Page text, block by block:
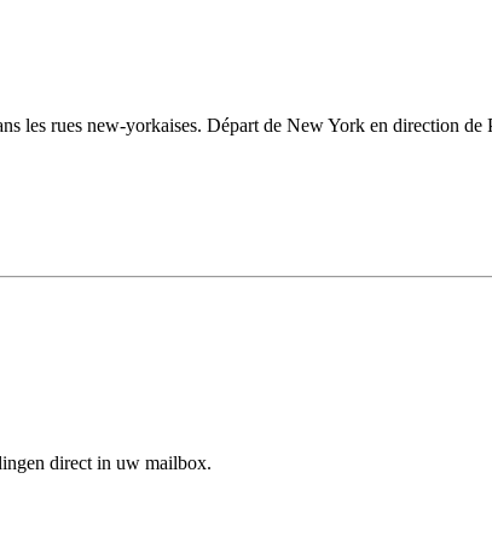
les rues new-yorkaises. Départ de New York en direction de
direct in uw mailbox.